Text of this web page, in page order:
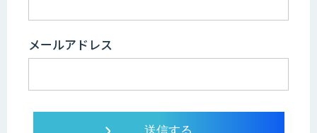
メールアドレス